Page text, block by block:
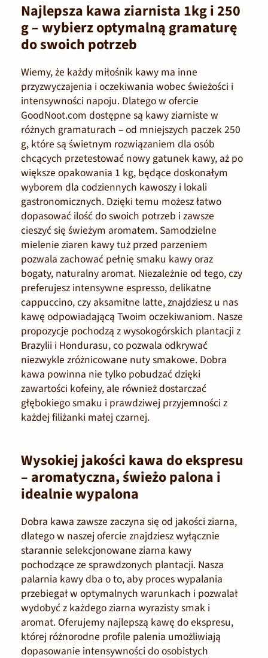
Najlepsza kawa ziarnista 1kg i 250
g – wybierz optymalną gramaturę
do swoich potrzeb
Wiemy, że każdy miłośnik kawy ma inne
przyzwyczajenia i oczekiwania wobec świeżości i
intensywności napoju. Dlatego w ofercie
GoodNoot.com dostępne są kawy ziarniste w
różnych gramaturach – od mniejszych paczek 250
g, które są świetnym rozwiązaniem dla osób
chcących przetestować nowy gatunek kawy, aż po
większe opakowania 1 kg, będące doskonałym
wyborem dla codziennych kawoszy i lokali
gastronomicznych. Dzięki temu możesz łatwo
dopasować ilość do swoich potrzeb i zawsze
cieszyć się świeżym aromatem. Samodzielne
mielenie ziaren kawy tuż przed parzeniem
pozwala zachować pełnię smaku kawy oraz
bogaty, naturalny aromat. Niezależnie od tego, czy
preferujesz intensywne espresso, delikatne
cappuccino, czy aksamitne latte, znajdziesz u nas
kawę odpowiadającą Twoim oczekiwaniom. Nasze
propozycje pochodzą z wysokogórskich plantacji z
Brazylii i Hondurasu, co pozwala odkrywać
niezwykle zróżnicowane nuty smakowe. Dobra
kawa powinna nie tylko pobudzać dzięki
zawartości kofeiny, ale również dostarczać
głębokiego smaku i prawdziwej przyjemności z
każdej filiżanki małej czarnej.
Wysokiej jakości kawa do ekspresu
– aromatyczna, świeżo palona i
idealnie wypalona
Dobra kawa zawsze zaczyna się od jakości ziarna,
dlatego w naszej ofercie znajdziesz wyłącznie
starannie selekcjonowane ziarna kawy
pochodzące ze sprawdzonych plantacji. Nasza
palarnia kawy dba o to, aby proces wypalania
przebiegał w optymalnych warunkach i pozwalał
wydobyć z każdego ziarna wyrazisty smak i
aromat. Oferujemy najlepszą kawę do ekspresu,
której różnorodne profile palenia umożliwiają
dopasowanie intensywności do osobistych